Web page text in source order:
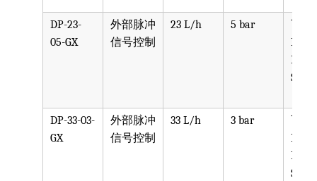
DP-23-
05-GX
外部脉冲
信号控制
23 L/h 5 bar
可选
PPV,
PVDF,
SST,
DP-33-03-
GX
外部脉冲
信号控制
33 L/h 3 bar
可选
PPV,
PVDF,
SST,